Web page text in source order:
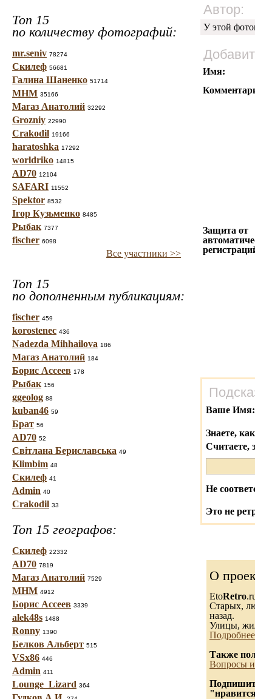
Топ 15
по количеству фотографий:
mr.seniv 78274
Скилеф 56681
Галина Шаненко 51714
МНМ 35166
Магаз Анатолий 32292
Grozniy 22990
Crakodil 19166
haratoshka 17292
worldriko 14815
AD70 12104
SAFARI 11552
Spektor 8532
Ігор Кузьменко 8485
Рыбак 7377
fischer 6098
Все участники >>
Топ 15
по дополненным публикациям:
fischer 459
korostenec 436
Nadezda Mihhailova 186
Магаз Анатолий 184
Борис Ассеев 178
Рыбак 156
ggeolog 88
kuban46 59
Брат 56
AD70 52
Світлана Бериславська 49
Klimbim 48
Скилеф 41
Admin 40
Crakodil 33
Топ 15 географов:
Скилеф 22332
AD70 7819
Магаз Анатолий 7529
МНМ 4912
Борис Ассеев 3339
alek48s 1488
Ronny 1390
Белков Альберт 515
VSx86 446
Admin 411
Lounge_Lizard 364
Автор:
У этой
Имя:
Защита от
Ваше Имя:
Знаете,
Считаете,
Не
Это не
О
EtoRetro
Старых,
назад.
Улицы,
Также
Вопросы